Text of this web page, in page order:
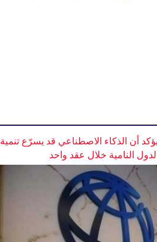
يؤكد أن الذكاء الاصطناعي قد يسرّع تنمية
الدول النامية خلال عقد واحد